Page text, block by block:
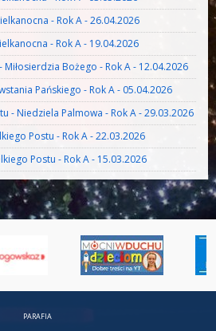
- Rok A - 26.04.2026
- Rok A - 19.04.2026
Bożego - Rok A - 12.04.2026
Pańskiego - Rok A - 05.04.2026
- Niedziela Palmowa - Rok A - 29.03.2026
Postu - Rok A - 22.03.2026
Postu - Rok A - 15.03.2026
PARAFIA